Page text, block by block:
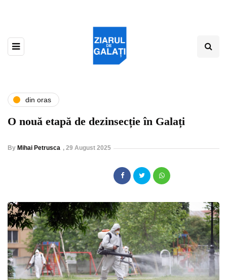
din oras
O nouă etapă de dezinsecție în Galați
By Mihai Petrusca , 29 August 2025